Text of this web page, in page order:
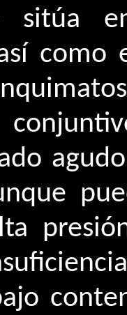
sitúa